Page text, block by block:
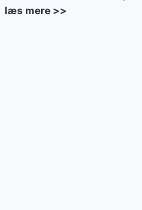
læs mere >>